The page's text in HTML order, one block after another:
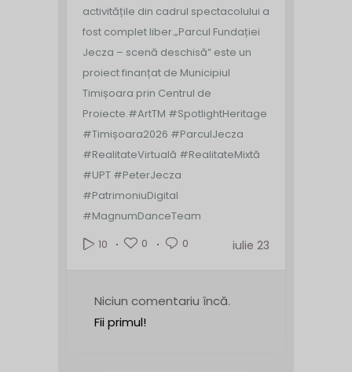
activitățile din cadrul spectacolului a
fost complet liber.„Parcul Fundației
Jecza – scenă deschisă” este un
proiect finanțat de Municipiul
Timișoara prin Centrul de
Proiecte.#ArtTM #SpotlightHeritage
#Timișoara2026 #ParculJecza
#RealitateVirtuală #RealitateMixtă
#UPT #PeterJecza
#PatrimoniuDigital
#MagnumDanceTeam
10
0 0 iulie 23
Niciun comentariu încă.
Fii primul!